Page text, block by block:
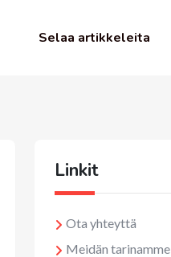
Selaa artikkeleita
Linkit
Ota yhteyttä
Meidän tarinamme